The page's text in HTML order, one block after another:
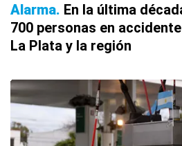
Alarma En la última
700 personas en
La Plata y la región